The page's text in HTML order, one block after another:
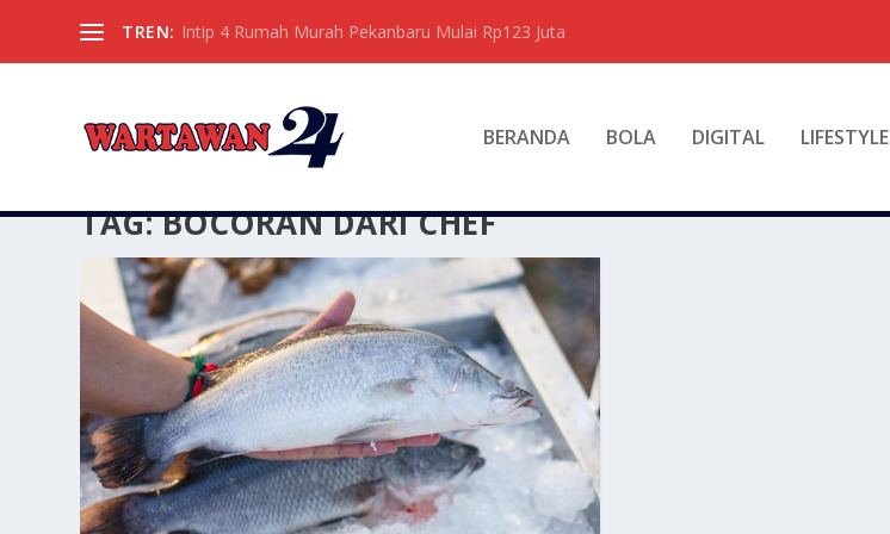
TREN: Intip 4 Rumah Murah Pekanbaru Mulai Rp123 Juta
BERANDA BOLA DIGITAL LIFESTYLE
TAG:BOCORAN DARI CHEF